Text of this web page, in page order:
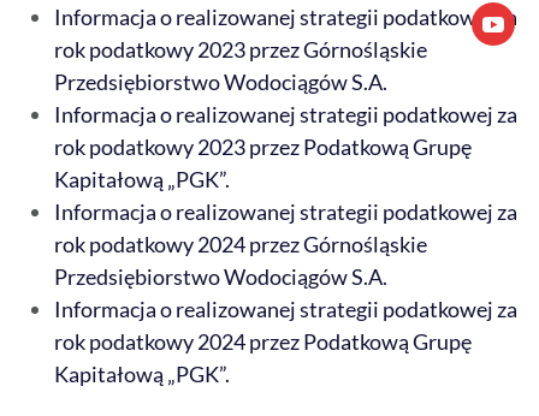
Informacja o realizowanej strategii podatkowej za
rok podatkowy 2023 przez Górnośląskie
Przedsiębiorstwo Wodociągów S.A.
Informacja o realizowanej strategii podatkowej za
rok podatkowy 2023 przez Podatkową Grupę
Kapitałową „PGK”.
Informacja o realizowanej strategii podatkowej za
rok podatkowy 2024 przez Górnośląskie
Przedsiębiorstwo Wodociągów S.A.
Informacja o realizowanej strategii podatkowej za
rok podatkowy 2024 przez Podatkową Grupę
Kapitałową „PGK”.